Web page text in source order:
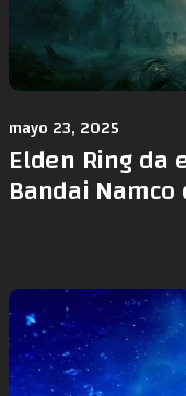
mayo 23, 2025
Elden Ring da
Bandai